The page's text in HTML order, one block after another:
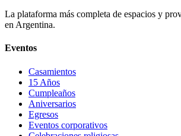
La plataforma más completa de espacios y
en Argentina.
Eventos
Casamientos
15 Años
Cumpleaños
Aniversarios
Egresos
Eventos corporativos